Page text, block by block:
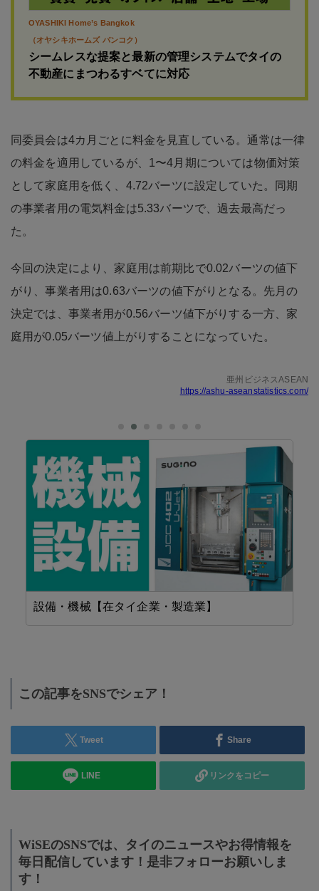
OYASHIKI Home’s Bangkok
（オヤシキホームズ バンコク）
シームレスな提案と最新の管理システムでタイの
不動産にまつわるすベてに対応
同委員会は4カ月ごとに料金を見直している。通常は一律
の料金を適用しているが、1〜4月期については物価対策
として家庭用を低く、4.72バーツに設定していた。同期
の事業者用の電気料金は5.33バーツで、過去最高だっ
た。
今回の決定により、家庭用は前期比で0.02バーツの値下
がり、事業者用は0.63バーツの値下がりとなる。先月の
決定では、事業者用が0.56バーツ値下がりする一方、家
庭用が0.05バーツ値上がりすることになっていた。
亜州ビジネスASEAN
https://ashu-aseanstatistics.com/
設備・機械【在タイ企業・製造業】
この記事をSNSでシェア！
Tweet Share
LINE リンクをコピー
WiSEのSNSでは、タイのニュースやお得情報を
毎日配信しています！是非フォローお願いしま
す！